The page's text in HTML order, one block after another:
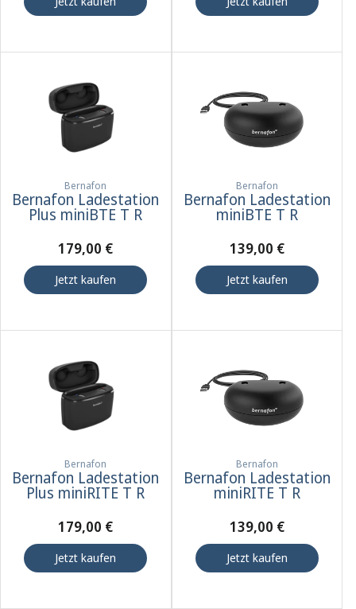
Bernafon
Bernafon Ladestation
Plus miniBTE T R
179,00 €
Jetzt kaufen
Bernafon
Bernafon Ladestation
miniBTE T R
139,00 €
Jetzt kaufen
Bernafon
Bernafon Ladestation
Plus miniRITE T R
179,00 €
Jetzt kaufen
Bernafon
Bernafon Ladestation
miniRITE T R
139,00 €
Jetzt kaufen